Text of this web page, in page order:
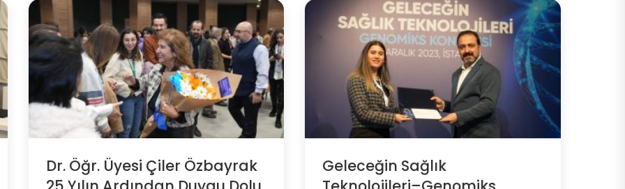
Dr. Öğr. Üyesi Çiler Özbayrak
Geleceğin Sağlık